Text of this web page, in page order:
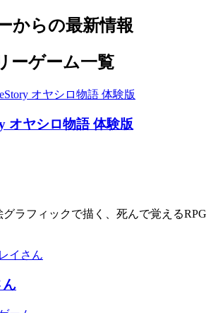
からの最新情報
ーゲーム一覧
オヤシロ物語 体験版
グラフィックで描く、死んで覚えるRPG
ん